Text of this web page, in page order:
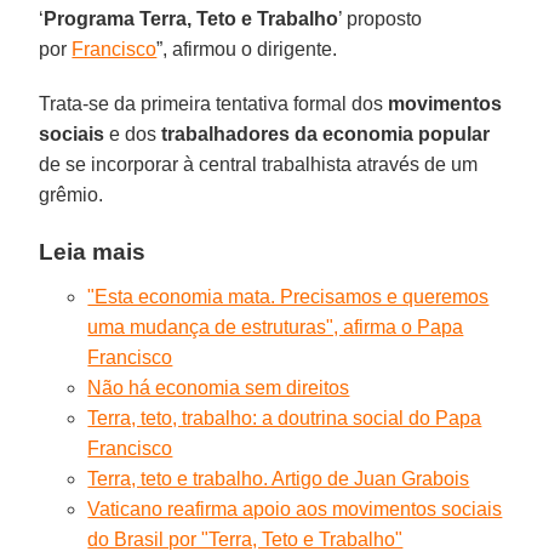
‘ Programa Terra, Teto e Trabalho’ proposto
por Francisco”, afirmou o dirigente.
Trata-se da primeira tentativa formal dos movimentos
sociais e dostrabalhadores da economia popular
de se incorporar à central trabalhista através de um
grêmio.
Leia mais
"Esta economia mata. Precisamos e queremos
uma mudança de estruturas", afirma o Papa
Francisco
Não há economia sem direitos
Terra, teto, trabalho: a doutrina social do Papa
Francisco
Terra, teto e trabalho. Artigo de Juan Grabois
Vaticano reafirma apoio aos movimentos sociais
do Brasil por "Terra, Teto e Trabalho"